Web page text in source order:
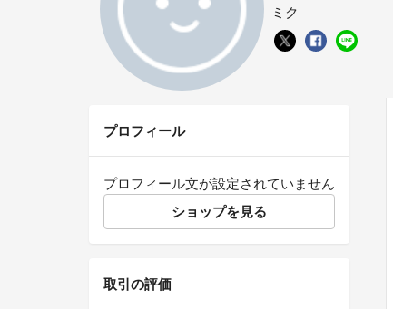
ミク
プロフィール
プロフィール文が設定されていません
ショップを見る
取引の評価